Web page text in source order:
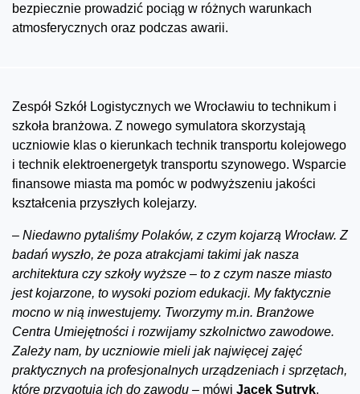
bezpiecznie prowadzić pociąg w różnych warunkach
atmosferycznych oraz podczas awarii.
Zespół Szkół Logistycznych we Wrocławiu to technikum i
szkoła branżowa. Z nowego symulatora skorzystają
uczniowie klas o kierunkach technik transportu kolejowego
i technik elektroenergetyk transportu szynowego. Wsparcie
finansowe miasta ma pomóc w podwyższeniu jakości
kształcenia przyszłych kolejarzy.
– Niedawno pytaliśmy Polaków, z czym kojarzą Wrocław. Z
badań wyszło, że poza atrakcjami takimi jak nasza
architektura czy szkoły wyższe – to z czym nasze miasto
jest kojarzone, to wysoki poziom edukacji. My faktycznie
mocno w nią inwestujemy. Tworzymy m.in. Branżowe
Centra Umiejętności i rozwijamy szkolnictwo zawodowe.
Zależy nam, by uczniowie mieli jak najwięcej zajęć
praktycznych na profesjonalnych urządzeniach i sprzętach,
które przygotują ich do zawodu – mówi Jacek Sutryk,